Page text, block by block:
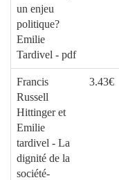
un enjeu
politique?
Emilie
Tardivel - pdf
Francis
Russell
Hittinger et
Emilie
tardivel - La
dignité de la
société-
3.43€